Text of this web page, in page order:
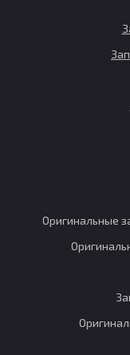
Оригинальные